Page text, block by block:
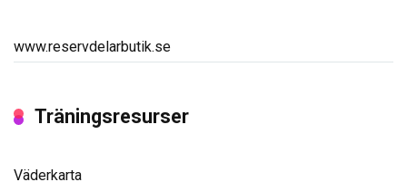
www.reservdelarbutik.se
Träningsresurser
Väderkarta